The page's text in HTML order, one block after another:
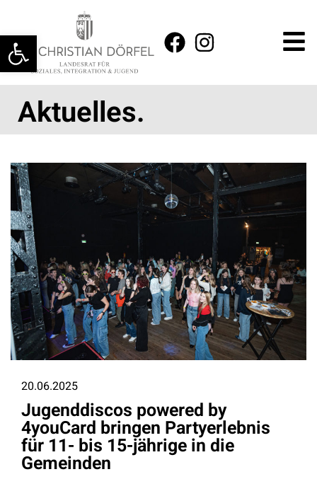
Werkzeugleiste öffnen
Aktuelles.
20.06.2025
Jugenddiscos powered by
4youCard bringen Partyerlebnis
für 11- bis 15-jährige in die
Gemeinden